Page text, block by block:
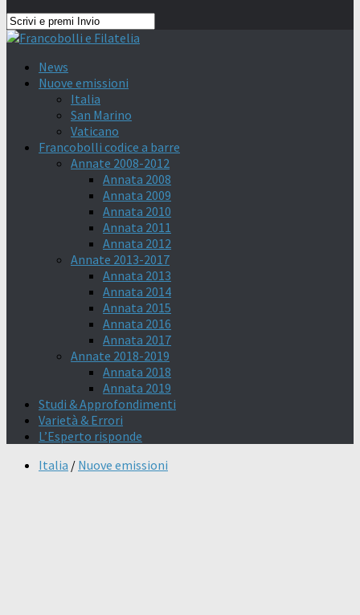
News
Nuove emissioni
Italia
San Marino
Vaticano
Francobolli codice a barre
Annate 2008-2012
Annata 2008
Annata 2009
Annata 2010
Annata 2011
Annata 2012
Annate 2013-2017
Annata 2013
Annata 2014
Annata 2015
Annata 2016
Annata 2017
Annate 2018-2019
Annata 2018
Annata 2019
Studi & Approfondimenti
Varietà & Errori
L’Esperto risponde
Italia / Nuove emissioni